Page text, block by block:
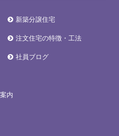
新築分譲住宅
注文住宅の特徴・工法
社員ブログ
内